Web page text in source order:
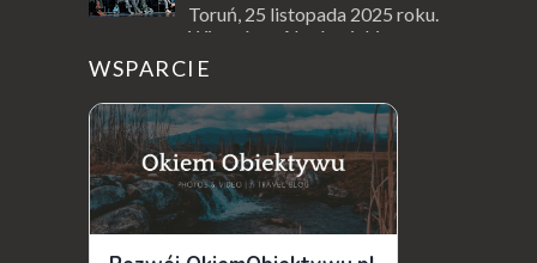
Toruń, 25 listopada 2025 roku.
Wieczór w Akademickim
Centrum Kultury i Sztuki " Od Nowa ", który
na długo zostanie w mojej pamięci...
WSPARCIE